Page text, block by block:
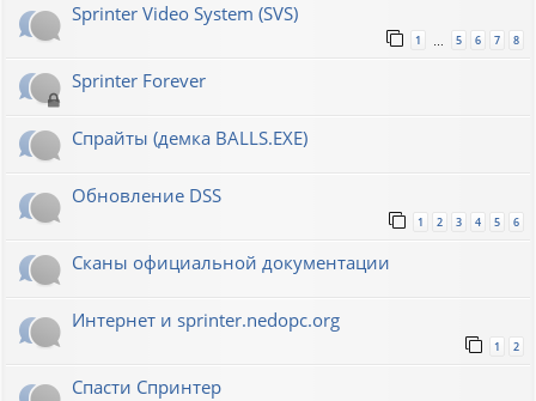
Sprinter Video System (SVS)
1 … 5 6 7 8
Sprinter Forever
Спрайты (демка BALLS.EXE)
Обновление DSS
1 2 3 4 5 6
Сканы официальной документации
Интернет и sprinter.nedopc.org
1 2
Спасти Спринтер